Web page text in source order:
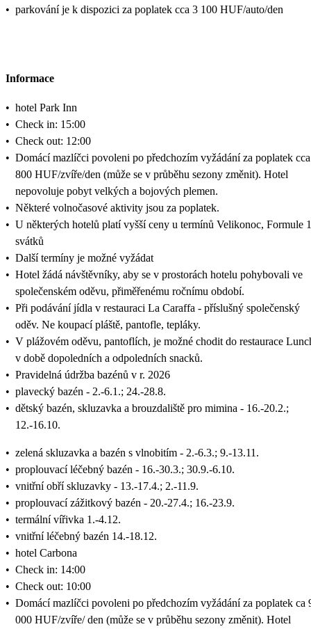
• parkování je k dispozici za poplatek cca 3 100 HUF/auto/den
Informace
• hotel Park Inn
• Check in: 15:00
• Check out: 12:00
• Domácí mazlíčci povoleni po předchozím vyžádání za poplatek
800 HUF/zvíře/den (může se v průběhu sezony změnit). Hotel
nepovoluje pobyt velkých a bojových plemen.
• Některé volnočasové aktivity jsou za poplatek.
• U některých hotelů platí vyšší ceny u termínů Velikonoc, Formule
svátků
• Další termíny je možné vyžádat
• Hotel žádá návštěvníky, aby se v prostorách hotelu pohybovali ve
společenském oděvu, přiměřenému ročnímu období.
• Při podávání jídla v restauraci La Caraffa - příslušný společenský
oděv. Ne koupací pláště, pantofle, tepláky.
• V plážovém oděvu, pantoflích, je možné chodit do restaurace
v době dopoledních a odpoledních snacků.
• Pravidelná údržba bazénů v r. 2026
• plavecký bazén - 2.-6.1.; 24.-28.8.
• dětský bazén, skluzavka a brouzdaliště pro mimina - 16.-20.2.;
12.-16.10.
• zelená skluzavka a bazén s vlnobitím - 2.-6.3.; 9.-13.11.
• proplouvací léčebný bazén - 16.-30.3.; 30.9.-6.10.
• vnitřní obří skluzavky - 13.-17.4.; 2.-11.9.
• proplouvací zážitkový bazén - 20.-27.4.; 16.-23.9.
• termální vířivka 1.-4.12.
• vnitřní léčebný bazén 14.-18.12.
• hotel Carbona
• Check in: 14:00
• Check out: 10:00
• Domácí mazlíčci povoleni po předchozím vyžádání za poplatek ca
000 HUF/zvíře/ den (může se v průběhu sezony změnit). Hotel